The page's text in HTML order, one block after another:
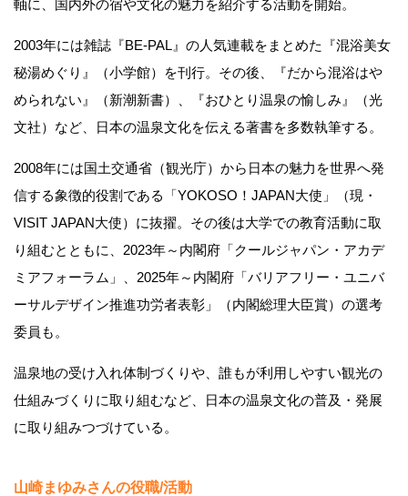
軸に、国内外の宿や文化の魅力を紹介する活動を開始。
2003年には雑誌『BE-PAL』の人気連載をまとめた『混浴美女
秘湯めぐり』（小学館）を刊行。その後、『だから混浴はや
められない』（新潮新書）、『おひとり温泉の愉しみ』（光
文社）など、日本の温泉文化を伝える著書を多数執筆する。
2008年には国土交通省（観光庁）から日本の魅力を世界へ発
信する象徴的役割である「YOKOSO！JAPAN大使」（現・
VISIT JAPAN大使）に抜擢。その後は大学での教育活動に取
り組むとともに、2023年～内閣府「クールジャパン・アカデ
ミアフォーラム」、2025年～内閣府「バリアフリー・ユニバ
ーサルデザイン推進功労者表彰」（内閣総理大臣賞）の選考
委員も。
温泉地の受け入れ体制づくりや、誰もが利用しやすい観光の
仕組みづくりに取り組むなど、日本の温泉文化の普及・発展
に取り組みつづけている。
山崎まゆみさんの役職/活動